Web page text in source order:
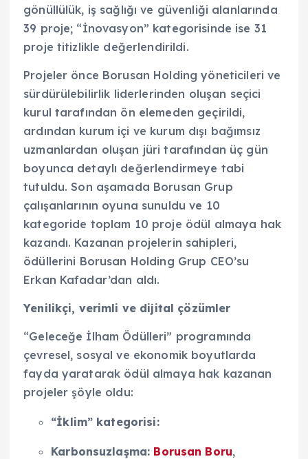
gönüllülük, iş sağlığı ve güvenliği alanlarında
39 proje; “İnovasyon” kategorisinde ise 31
proje titizlikle değerlendirildi.
Projeler önce Borusan Holding yöneticileri ve
sürdürülebilirlik liderlerinden oluşan seçici
kurul tarafından ön elemeden geçirildi,
ardından kurum içi ve kurum dışı bağımsız
uzmanlardan oluşan jüri tarafından üç gün
boyunca detaylı değerlendirmeye tabi
tutuldu. Son aşamada Borusan Grup
çalışanlarının oyuna sunuldu ve 10
kategoride toplam 10 proje ödül almaya hak
kazandı. Kazanan projelerin sahipleri,
ödüllerini Borusan Holding Grup CEO’su
Erkan Kafadar’dan aldı.
Yenilikçi, verimli ve dijital çözümler
“Geleceğe İlham Ödülleri” programında
çevresel, sosyal ve ekonomik boyutlarda
fayda yaratarak ödül almaya hak kazanan
projeler şöyle oldu:
“İklim” kategorisi:
Karbonsuzlaşma: Borusan Boru,